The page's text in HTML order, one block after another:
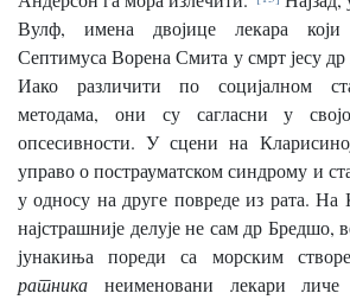
Вулф, имена двојице лекара који
Септимуса Ворена Смита у смрт јесу
Иако различити по социјалном
методама, они су сагласни у
опсесивности. У сцени на
управо о пострауматском синдрому и
у односу на друге повреде из рата. На
најстрашније делује не сам др Бредшо,
јунакиња пореди са морским
ратника неименовани лекари